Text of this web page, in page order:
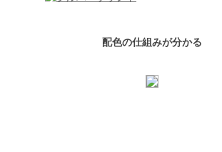
配色の仕組みが分かる